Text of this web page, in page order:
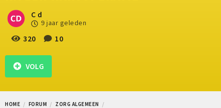
C d
9 jaar geleden
320 10
VOLG
HOME FORUM
ZORG ALGEMEEN